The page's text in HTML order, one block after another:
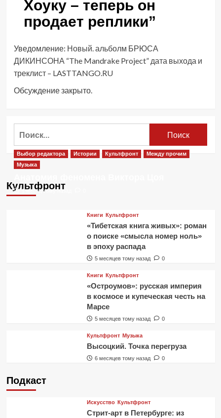
Хоуку – теперь он
продает реплики”
Уведомление: Новый. альболм БРЮСА
ДИКИНСОНА “The Mandrake Project” дата выхода и
треклист – LASTTANGO.RU
Обсуждение закрыто.
Культфронт
Выбор редактора Истории Культфронт
Между прочим
Музыка
1 месяц тому назад
Книги Культфронт
«Тибетская книга живых»: роман
о поиске «смысла номер ноль»
в эпоху распада
5 месяцев тому назад 0
Книги Культфронт
«Остроумов»: русская империя
в космосе и купеческая честь на
Марсе
5 месяцев тому назад 0
Культфронт Музыка
Высоцкий. Точка перегруза
6 месяцев тому назад 0
Подкаст
Искусство Культфронт
Стрит-арт в Петербурге: из